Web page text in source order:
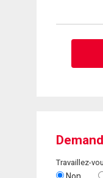
Travaillez-
Non